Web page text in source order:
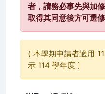
者，請務必事先與加
取得其同意後方可選
( 本學期申請者適用
示 114 學年度 )